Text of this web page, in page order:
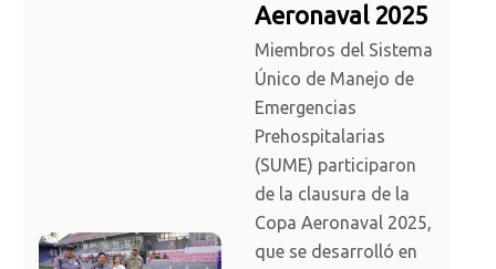
Aeronaval 2025
Miembros del Sistema
Único de Manejo de
Emergencias
Prehospitalarias
(SUME) participaron
de la clausura de la
Copa Aeronaval 2025,
que se desarrolló en